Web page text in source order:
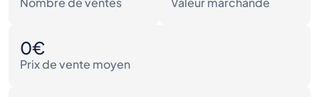
0€
Prix de vente moyen